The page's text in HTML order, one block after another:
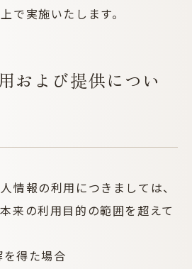
で実施いたします。
および提供につい
情報の利用につきましては、
来の利用目的の範囲を超えて
得た場合